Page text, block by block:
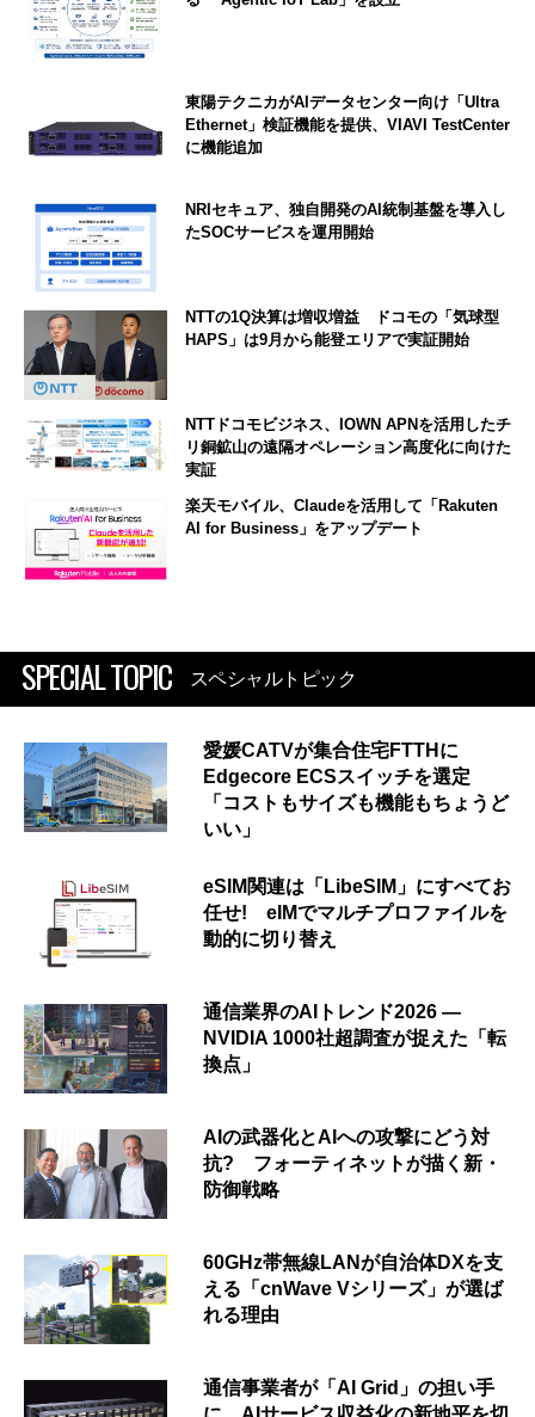
東陽テクニカがAIデータセンター向け「Ultra
Ethernet」検証機能を提供、VIAVI TestCenter
に機能追加
NRIセキュア、独自開発のAI統制基盤を導入し
たSOCサービスを運用開始
NTTの1Q決算は増収増益 ドコモの「気球型
HAPS」は9月から能登エリアで実証開始
NTTドコモビジネス、IOWN APNを活用したチ
リ銅鉱山の遠隔オペレーション高度化に向けた
実証
楽天モバイル、Claudeを活用して「Rakuten
AI for Business」をアップデート
SPECIAL TOPIC スペシャルトピック
愛媛CATVが集合住宅FTTHに
Edgecore ECSスイッチを選定
「コストもサイズも機能もちょうど
いい」
eSIM関連は「LibeSIM」にすべてお
任せ! eIMでマルチプロファイルを
動的に切り替え
通信業界のAIトレンド2026 ―
NVIDIA 1000社超調査が捉えた「転
換点」
AIの武器化とAIへの攻撃にどう対
抗? フォーティネットが描く新・
防御戦略
60GHz帯無線LANが自治体DXを支
える「cnWave Vシリーズ」が選ば
れる理由
通信事業者が「AI Grid」の担い手